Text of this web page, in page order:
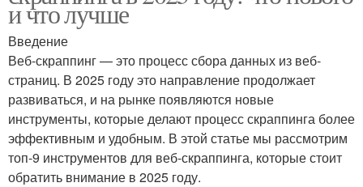
и что лучше
Введение
Веб-скраппинг — это процесс сбора данных из веб-
страниц. В 2025 году это направление продолжает
развиваться, и на рынке появляются новые
инструменты, которые делают процесс скраппинга более
эффективным и удобным. В этой статье мы рассмотрим
топ-9 инструментов для веб-скраппинга, которые стоит
обратить внимание в 2025 году.